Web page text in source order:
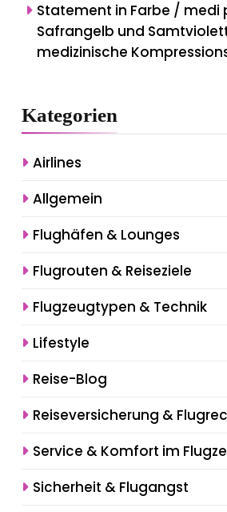
Statement in Farbe / medi
Safrangelb und
medizinische
Kategorien
Airlines
Allgemein
Flughäfen & Lounges
Flugrouten & Reiseziele
Flugzeugtypen & Technik
Lifestyle
Reise-Blog
Reiseversicherung &
Service & Komfort im
Sicherheit & Flugangst